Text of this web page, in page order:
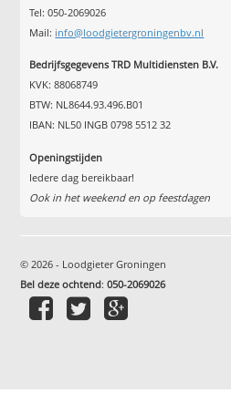
Tel: 050-2069026
Mail: info@loodgietergroningenbv.nl
Bedrijfsgegevens TRD Multidiensten B.V.
KVK: 88068749
BTW: NL8644.93.496.B01
IBAN: NL50 INGB 0798 5512 32
Openingstijden
Iedere dag bereikbaar!
Ook in het weekend en op feestdagen
© 2026 - Loodgieter Groningen
Bel deze ochtend:050-2069026